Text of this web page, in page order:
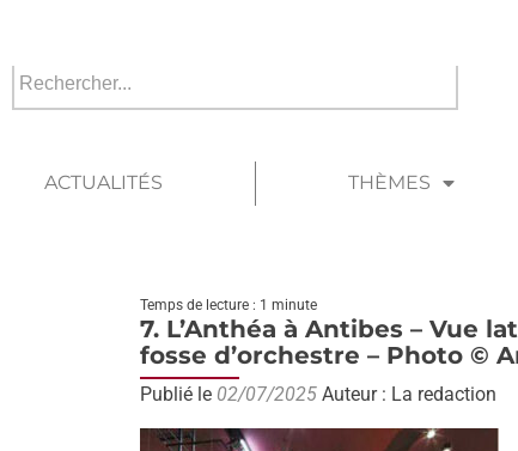
ACTUALITÉS THÈMES
Temps de lecture : 1 minute
7. L’Anthéa à Antibes – Vue
fosse d’orchestre – Photo ©
Publié le 02/07/2025 Auteur : La redaction